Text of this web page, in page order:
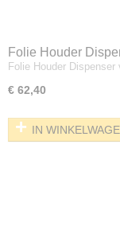
Folie Houder
Folie Houder
€ 62,40
IN